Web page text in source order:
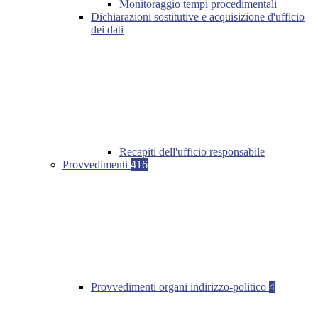
Monitoraggio tempi procedimentali
Dichiarazioni sostitutive e acquisizione d'ufficio
dei dati
Recapiti dell'ufficio responsabile
Provvedimenti 416
Provvedimenti organi indirizzo-politico 4